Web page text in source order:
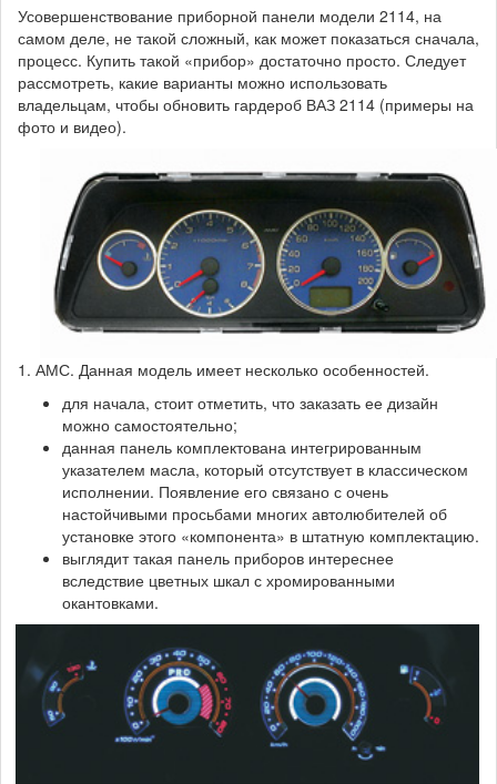
Усовершенствование приборной панели модели 2114, на
самом деле, не такой сложный, как может показаться сначала,
процесс. Купить такой «прибор» достаточно просто. Следует
рассмотреть, какие варианты можно использовать
владельцам, чтобы обновить гардероб ВАЗ 2114 (примеры на
фото и видео).
1. АМС. Данная модель имеет несколько особенностей.
для начала, стоит отметить, что заказать ее дизайн
можно самостоятельно;
данная панель комплектована интегрированным
указателем масла, который отсутствует в классическом
исполнении. Появление его связано с очень
настойчивыми просьбами многих автолюбителей об
установке этого «компонента» в штатную комплектацию.
выглядит такая панель приборов интереснее
вследствие цветных шкал с хромированными
окантовками.